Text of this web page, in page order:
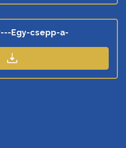
Egy-csepp-a-